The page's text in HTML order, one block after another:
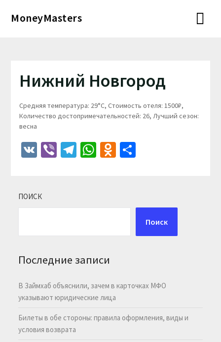
MoneyMasters
Нижний Новгород
Средняя температура: 29°C, Стоимость отеля: 1500₽,
Количество достопримечательностей: 26, Лучший сезон:
весна
VKViberTelegram
WhatsApp
Odnoklassniki
Отправить
ПОИСК
Поиск
Последние записи
В Займхаб объяснили, зачем в карточках МФО
указывают юридические лица
Билеты в обе стороны: правила оформления, виды и
условия возврата